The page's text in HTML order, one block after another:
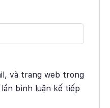
và trang web trong
bình luận kế tiếp